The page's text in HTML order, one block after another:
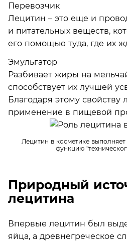
Перевозчик
Лецитин – это еще и
и питательных веществ,
его помощью туда, где их
Эмульгатор
Разбивает жиры на
способствует их лучшей
Благодаря этому свойству
применение в пищевой
Лецитин в косметике
функцию
Природный
лецитина
Впервые лецитин был
яйца, а древнегреческое